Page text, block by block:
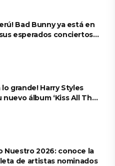
Bad Bunny ya está en
esperados conciertos
lo grande! Harry Styles
nuevo álbum ‘Kiss All The
Nuestro 2026: conoce la
de artistas nominados